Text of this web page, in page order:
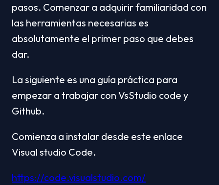
pasos. Comenzar a adquirir familiaridad con
las herramientas necesarias es
absolutamente el primer paso que debes
dar.
La siguiente es una guía práctica para
empezar a trabajar con VsStudio code y
Github.
Comienza a instalar desde este enlace
Visual studio Code.
https://code.visualstudio.com/